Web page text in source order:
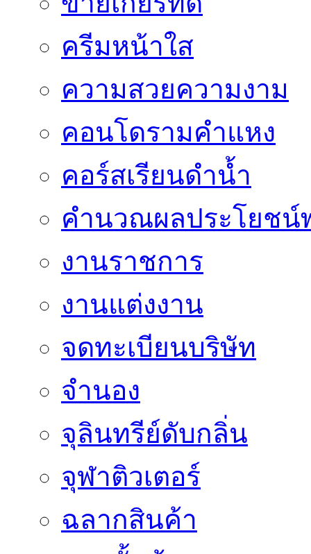
ครีมหน้าใส
ความสวยความงาม
คอนโดรามคำแหง
คอร์สเรียนดำน้ำ
คำนวณผลประโยชน์
งานราชการ
งานแต่งงาน
จดทะเบียนบริษัท
จำนอง
จุลินทรีย์ดับกลิ่น
จุฬาติวเตอร์
ฉลากสินค้า